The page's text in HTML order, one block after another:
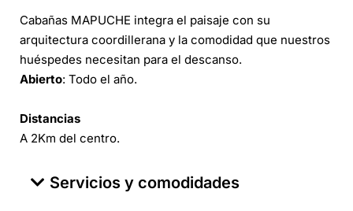
Cabañas MAPUCHE integra el paisaje con su
arquitectura coordillerana y la comodidad que nuestros
huéspedes necesitan para el descanso.
Abierto: Todo el año.
Distancias
A 2Km del centro.
Servicios y comodidades